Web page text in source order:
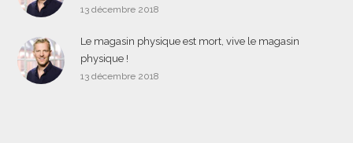
13 décembre 2018
Le magasin physique est mort, vive le magasin
physique !
13 décembre 2018